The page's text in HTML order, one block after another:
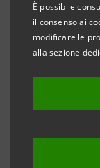
È possibile
il consenso ai
modificare le
alla sezione
l’apertura al
Palazzo degli
Gruppo per
importante
appartenuta
proprietà di